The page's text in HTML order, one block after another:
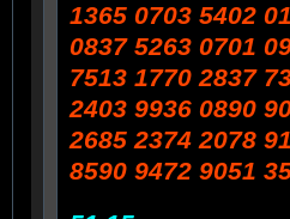
1365 0703 5402
0837 5263 0701
7513 1770 2837
2403 9936 0890
2685 2374 2078
8590 9472 9051